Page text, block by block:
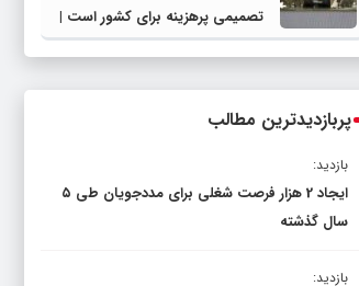
تصمیمی پرهزینه برای کشور است |
دولت، قاچاق سوخت و عوامل اصلی
پربازدیدترین مطالب
بازدید:
ایجاد 2 هزار فرصت شغلی برای مددجویان طی ۵
سال گذشته
بازدید: